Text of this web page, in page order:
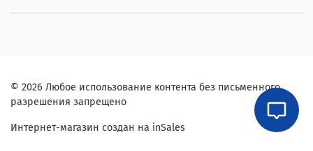
© 2026 Любое использование контента без письменного
разрешения запрещено
Интернет-магазин создан на inSales